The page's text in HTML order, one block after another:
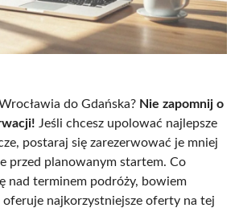
do Gdańska? Nie zapomnij o
Jeśli chcesz upolować najlepsze
postaraj się zarezerwować je mniej
przed planowanym startem. Co
nad terminem podróży, bowiem
oferuje najkorzystniejsze oferty na tej